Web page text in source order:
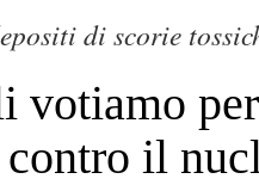
di scorie
votiamo
il